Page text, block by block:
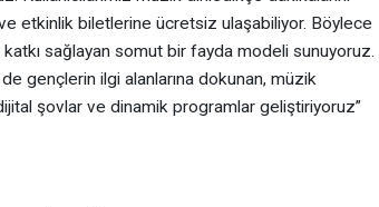
etkinlik biletlerine ücretsiz ulaşabiliyor. Böylece
sağlayan somut bir fayda modeli sunuyoruz.
gençlerin ilgi alanlarına dokunan, müzik
şovlar ve dinamik programlar geliştiriyoruz”